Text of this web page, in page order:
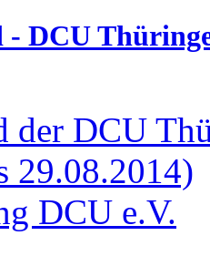
- DCU
der DCU
29.08.2014)
DCU e.V.